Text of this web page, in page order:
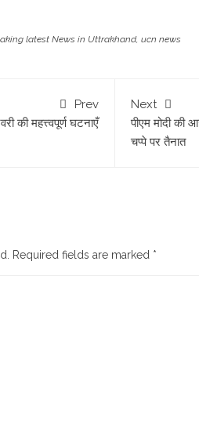
latest News in Uttrakhand, ucn news
Prev
की महत्त्वपूर्ण घटनाएँ
Next
पीएम मोदी की
चप्पे पर तैनात
Required fields are marked *